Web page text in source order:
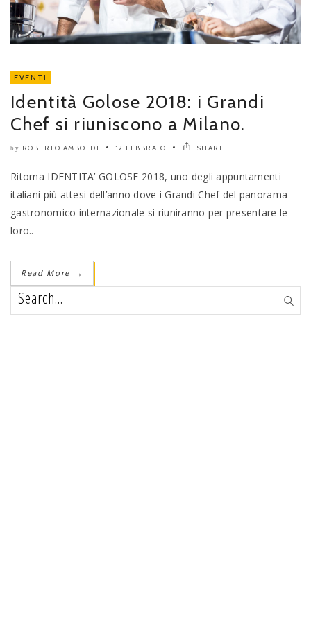
EVENTI
Identità Golose 2018: i Grandi
Chef si riuniscono a Milano.
by ROBERTO AMBOLDI 12 FEBBRAIO SHARE
Ritorna IDENTITA’ GOLOSE 2018, uno degli appuntamenti
italiani più attesi dell’anno dove i Grandi Chef del panorama
gastronomico internazionale si riuniranno per presentare le
loro..
Read More →